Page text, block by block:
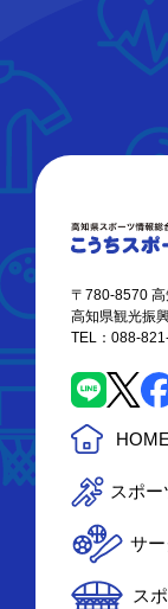
〒780-8570
高知県観光振
TEL：088-
HOME
スポ
サ
ス